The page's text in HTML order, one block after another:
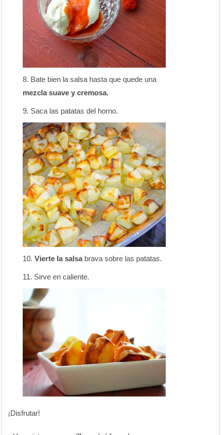
Bate bien la salsa hasta que quede una
mezcla suave y cremosa.
Saca las patatas del horno.
Vierte la salsabrava sobre las patatas.
Sirve en caliente.
¡Disfrutar!